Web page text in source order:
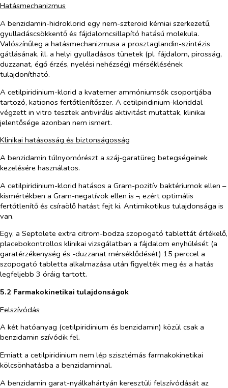
Hatásmechanizmus
A benzidamin-hidroklorid egy nem-szteroid kémiai szerkezetű,
gyulladáscsökkentő és fájdalomcsillapító hatású molekula.
Valószínűleg a hatásmechanizmusa a prosztaglandin-szintézis
gátlásának, ill. a helyi gyulladásos tünetek (pl. fájdalom, pirosság,
duzzanat, égő érzés, nyelési nehézség) mérséklésének
tulajdonítható.
A cetilpiridinium-klorid a kvaterner ammóniumsók csoportjába
tartozó, kationos fertőtlenítőszer. A cetilpiridinium-kloriddal
végzett in vitro tesztek antivirális aktivitást mutattak, klinikai
jelentősége azonban nem ismert.
Klinikai hatásosság és biztonságosság
A benzidamin túlnyomórészt a száj-garatüreg betegségeinek
kezelésére használatos.
A cetilpiridinium-klorid hatásos a Gram-pozitív baktériumok ellen –
kismértékben a Gram-negatívok ellen is –, ezért optimális
fertőtlenítő és csíraölő hatást fejt ki. Antimikotikus tulajdonsága is
van.
Egy, a Septolete extra citrom-bodza szopogató tablettát értékelő,
placebokontrollos klinikai vizsgálatban a fájdalom enyhülését (a
garatérzékenység és -duzzanat mérséklődését) 15 perccel a
szopogató tabletta alkalmazása után figyelték meg és a hatás
legfeljebb 3 óráig tartott.
5.2 Farmakokinetikai tulajdonságok
Felszívódás
A két hatóanyag (cetilpiridinium és benzidamin) közül csak a
benzidamin szívódik fel.
Emiatt a cetilpiridinium nem lép szisztémás farmakokinetikai
kölcsönhatásba a benzidaminnal.
A benzidamin garat-nyálkahártyán keresztüli felszívódását az